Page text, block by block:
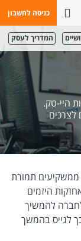
כניסה לחשבון
פתח חיפושחייגו אלינו
המדריך לעסק
היי-טק.
לצרכים
ממשקיעים תמורת
היזמים
להמשיך
לגייס בהמשך